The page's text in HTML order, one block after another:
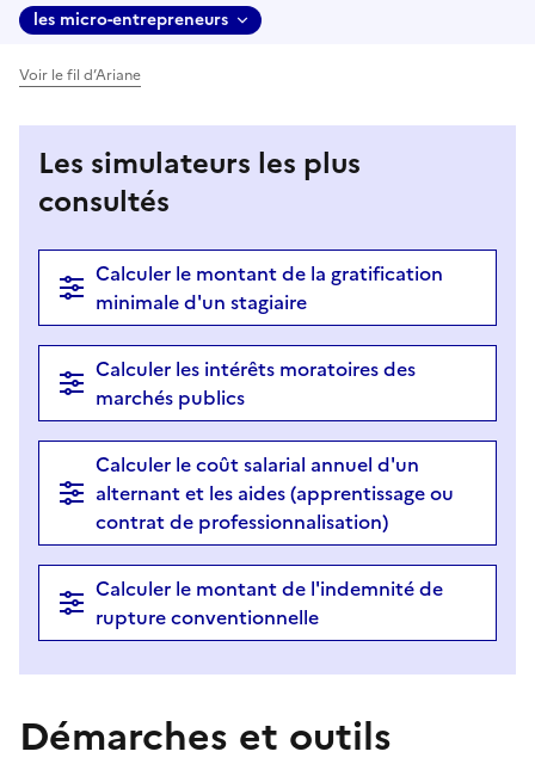
les micro-entrepreneurs
Voir le fil d’Ariane
Les simulateurs les plus
consultés
Calculer le montant de la gratification
minimale d'un stagiaire
Calculer les intérêts moratoires des
marchés publics
Calculer le coût salarial annuel d'un
alternant et les aides (apprentissage ou
contrat de professionnalisation)
Calculer le montant de l'indemnité de
rupture conventionnelle
Démarches et outils